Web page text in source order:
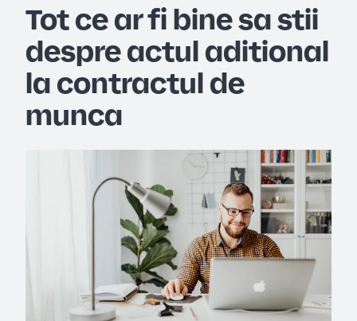
Tot ce ar fi bine sa stii
despre actul aditional
la contractul de
munca